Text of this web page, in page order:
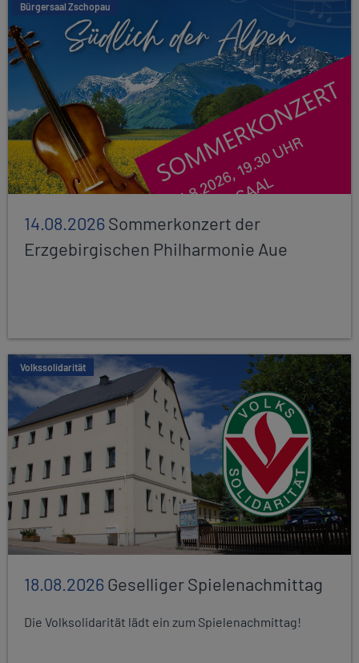
Bürgersaal Zschopau
14.08.2026Sommerkonzert der
Erzgebirgischen Philharmonie Aue
Volkssolidarität
18.08.2026Geselliger Spielenachmittag
Die Volksolidarität lädt ein zum Spielenachmittag!